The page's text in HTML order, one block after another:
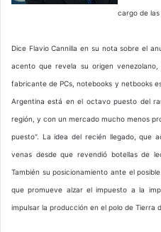
cargo de las
Dice Flavio Cannilla en su nota sobre el
acento que revela su origen
fabricante de PCs, notebooks y netbooks
Argentina está en el octavo puesto del
región, y con un mercado mucho menos
puesto". La idea del recién llegado, que
venas desde que revendió botellas de
También su posicionamiento ante el
que promueve alzar el impuesto a la
impulsar la producción en el polo de Tierra